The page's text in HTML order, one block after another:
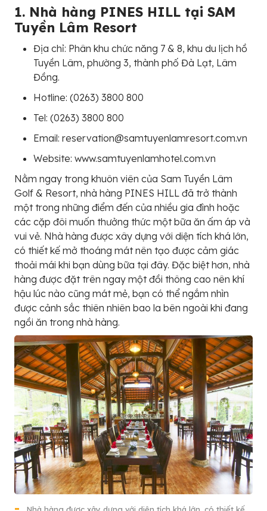
1. Nhà hàng PINES HILL tại SAM
Tuyền Lâm Resort
Địa chỉ: Phân khu chức năng 7 & 8, khu du lịch hồ
Tuyền Lâm, phường 3, thành phố Đà Lạt, Lâm
Đồng.
Hotline: (0263) 3800 800
Tel: (0263) 3800 800
Email: reservation@samtuyenlamresort.com.vn
Website: www.samtuyenlamhotel.com.vn
Nằm ngay trong khuôn viên của Sam Tuyền Lâm
Golf & Resort, nhà hàng PINES HILL đã trở thành
một trong những điểm đến của nhiều gia đình hoặc
các cặp đôi muốn thưởng thức một bữa ăn ấm áp và
vui vẻ. Nhà hàng được xây dựng với diện tích khá lớn,
có thiết kế mở thoáng mát nên tạo được cảm giác
thoải mái khi bạn dùng bữa tại đây. Đặc biệt hơn, nhà
hàng được đặt trên ngay một đồi thông cao nên khí
hậu lúc nào cũng mát mẻ, bạn có thể ngắm nhìn
được cảnh sắc thiên nhiên bao la bên ngoài khi đang
ngồi ăn trong nhà hàng.